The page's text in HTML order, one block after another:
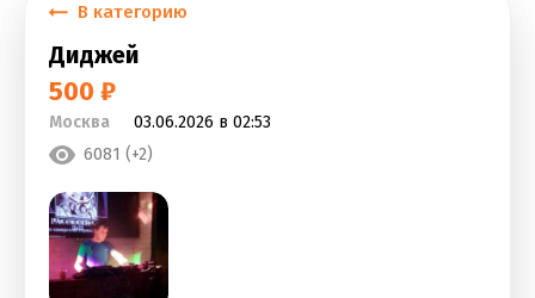
В категорию
Диджей
500 ₽
Москва
03.06.2026 в 02:53
6081 (+2)